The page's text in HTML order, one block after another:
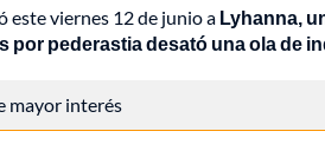
este viernes 12 de junio a Lyhanna,
pederastia desató una ola de
mayor interés